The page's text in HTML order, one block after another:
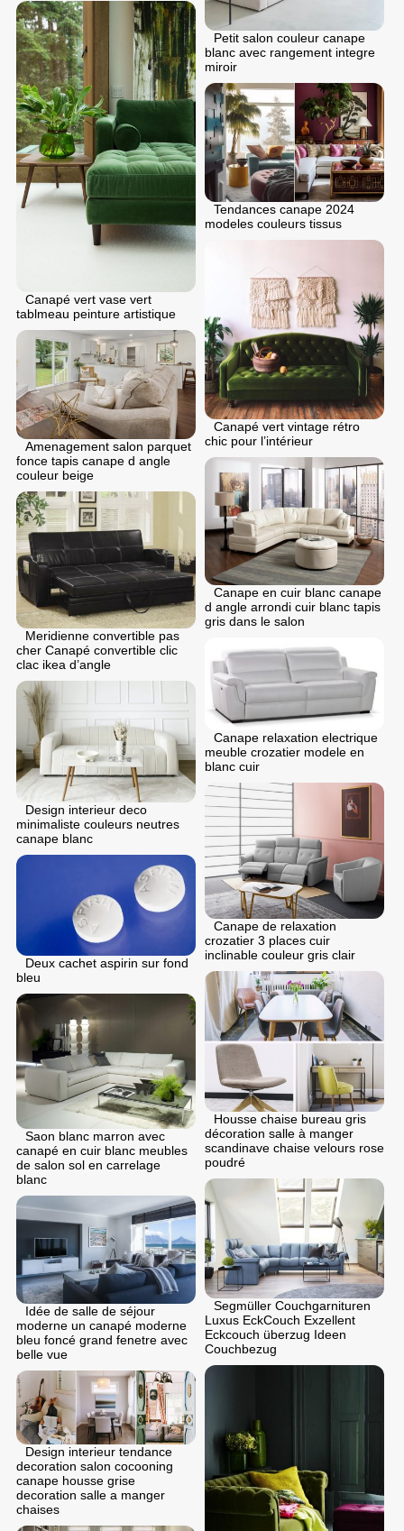
Petit salon couleur canape
blanc avec rangement integre
miroir
Canapé vert vase vert
tablmeau peinture artistique
Tendances canape 2024
modeles couleurs tissus
Canapé vert vintage rétro
chic pour l’intérieur
Amenagement salon parquet
fonce tapis canape d angle
couleur beige
Canape en cuir blanc canape
d angle arrondi cuir blanc tapis
gris dans le salon
Meridienne convertible pas
cher Canapé convertible clic
clac ikea d’angle
Canape relaxation electrique
meuble crozatier modele en
blanc cuir
Design interieur deco
minimaliste couleurs neutres
canape blanc
Canape de relaxation
crozatier 3 places cuir
inclinable couleur gris clair
Deux cachet aspirin sur fond
bleu
Housse chaise bureau gris
décoration salle à manger
scandinave chaise velours rose
poudré
Saon blanc marron avec
canapé en cuir blanc meubles
de salon sol en carrelage
blanc
Segmüller Couchgarnituren
Luxus EckCouch Exzellent
Eckcouch überzug Ideen
Couchbezug
Idée de salle de séjour
moderne un canapé moderne
bleu foncé grand fenetre avec
belle vue
Design interieur tendance
decoration salon cocooning
canape housse grise
decoration salle a manger
chaises